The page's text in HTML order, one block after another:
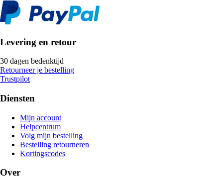
Levering en retour
30 dagen bedenktijd
Retourneer je bestelling
Trustpilot
Diensten
Mijn account
Helpcentrum
Volg mijn bestelling
Bestelling retourneren
Kortingscodes
Over